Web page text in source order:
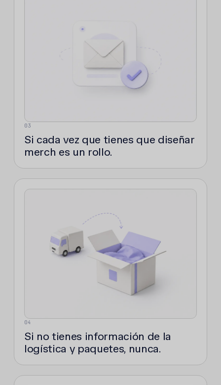
03
Si cada vez que tienes que diseñar
merch es un rollo.
04
Si no tienes información de la
logística y paquetes, nunca.